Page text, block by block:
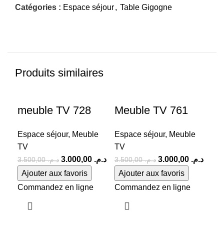
Catégories : Espace séjour, Table Gigogne
Produits similaires
meuble TV 728
Espace séjour, Meuble
TV
د.م.3.500,00 د.م.
Ajouter aux favoris
Commandez en ligne
Meuble TV 761
Espace séjour, Meuble
TV
د.م.3.500,00 د.م.
Ajouter aux favoris
Commandez en ligne